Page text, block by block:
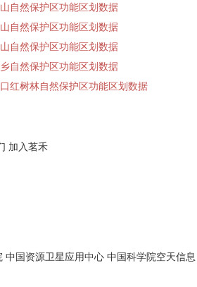
自然保护区功能区划数据
自然保护区功能区划数据
自然保护区功能区划数据
自然保护区功能区划数据
红树林自然保护区功能区划数据
加入茗禾
中国资源卫星应用中心 中国科学院空天信息